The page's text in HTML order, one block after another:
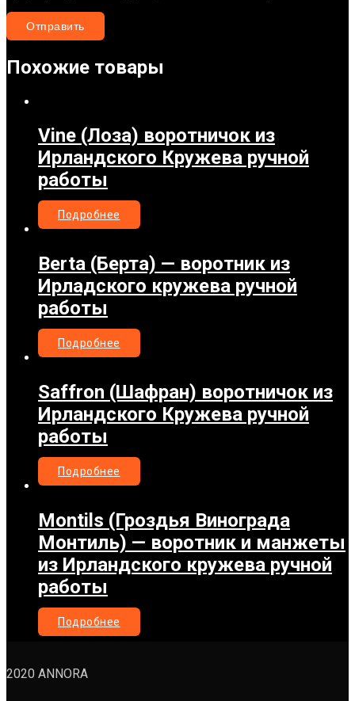
Похожие товары
Vine (Лоза) воротничок из
Ирландского Кружева ручной
работы
Подробнее
Berta (Берта) — воротник из
Ирладского кружева ручной
работы
Подробнее
Saffron (Шафран) воротничок из
Ирландского Кружева ручной
работы
Подробнее
Montils (Гроздья Винограда
Монтиль) — воротник и манжеты
из Ирландского кружева ручной
работы
Подробнее
2020 ANNORA